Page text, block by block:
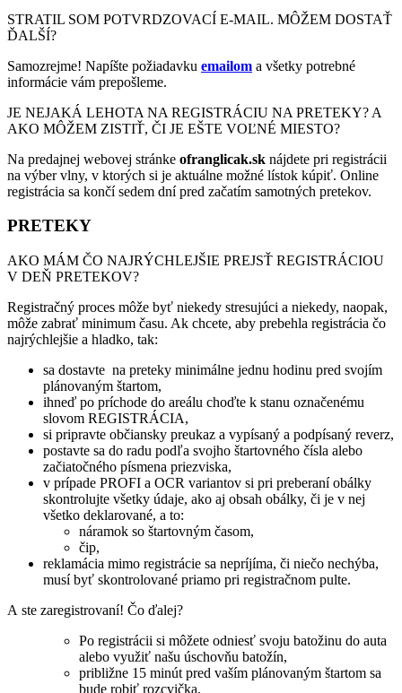
STRATIL SOM POTVRDZOVACÍ E-MAIL. MÔŽEM DOSTAŤ
ĎALŠÍ?
Samozrejme! Napíšte požiadavku emailom a všetky potrebné
informácie vám prepošleme.
JE NEJAKÁ LEHOTA NA REGISTRÁCIU NA PRETEKY? A
AKO MÔŽEM ZISTIŤ, ČI JE EŠTE VOĽNÉ MIESTO?
Na predajnej webovej stránke ofranglicak.sk nájdete pri registrácii
na výber vlny, v ktorých si je aktuálne možné lístok kúpiť. Online
registrácia sa končí sedem dní pred začatím samotných pretekov.
PRETEKY
AKO MÁM ČO NAJRÝCHLEJŠIE PREJSŤ REGISTRÁCIOU
V DEŇ PRETEKOV?
Registračný proces môže byť niekedy stresujúci a niekedy, naopak,
môže zabrať minimum času. Ak chcete, aby prebehla registrácia čo
najrýchlejšie a hladko, tak:
sa dostavte na preteky minimálne jednu hodinu pred svojím
plánovaným štartom,
ihneď po príchode do areálu choďte k stanu označenému
slovom REGISTRÁCIA,
si pripravte občiansky preukaz a vypísaný a podpísaný reverz,
postavte sa do radu podľa svojho štartovného čísla alebo
začiatočného písmena priezviska,
v prípade PROFI a OCR variantov si pri preberaní obálky
skontrolujte všetky údaje, ako aj obsah obálky, či je v nej
všetko deklarované, a to:
náramok so štartovným časom,
čip,
reklamácia mimo registrácie sa nepríjíma, či niečo nechýba,
musí byť skontrolované priamo pri registračnom pulte.
A ste zaregistrovaní! Čo ďalej?
Po registrácii si môžete odniesť svoju batožinu do auta
alebo využiť našu úschovňu batožín,
približne 15 minút pred vaším plánovaným štartom sa
bude robiť rozcvička,